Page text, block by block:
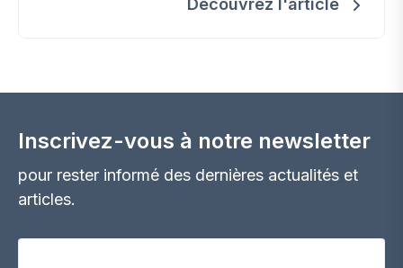
Inscrivez-vous à notre newsletter
pour rester informé des dernières actualités et
articles.